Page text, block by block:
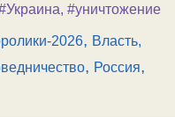
, #уничтожение
2026, Власть,
, Россия,